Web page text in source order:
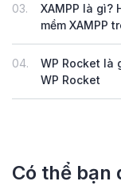
03.
XAMPP là gì?
mềm XAMPP
04.
WP Rocket là
WP Rocket
Có thể bạn